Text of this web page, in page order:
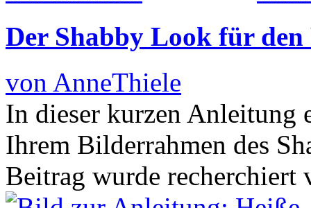
Der Shabby Look für den
von AnneThiele
In dieser kurzen Anleitung
Ihrem Bilderrahmen des
Beitrag wurde